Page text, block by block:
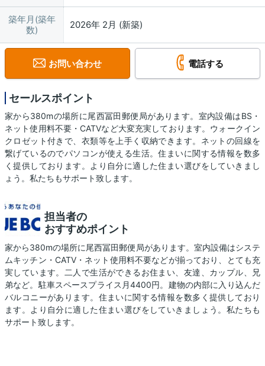
築年月(築年
数)
2026年 2月 (新築)
お問い合わせ 電話する
セールスポイント
家から380mの場所に尾西冨田郵便局があります。室内設備はBS・
ネット使用料不要・CATVなど大変充実しております。ウォークイン
クロゼット付きで、衣類等を上手く収納できます。ネットの回線を
繋げているのでパソコンが使える生活。住まいに関する情報を数多
く提供しております。より自分に適した住まい選びをしていきまし
ょう。私たちもサポート致します。
担当者の
おすすめポイント
家から380mの場所に尾西冨田郵便局があります。室内設備はシステ
ムキッチン・CATV・ネット使用料不要などが揃っており、とても充
実しています。二人で生活ができるお住まい、友達、カップル、兄
弟など。駐車スペースプライス月4400円。建物の内部に入り込んだ
バルコニーがあります。住まいに関する情報を数多く提供しており
ます。より自分に適した住まい選びをしていきましょう。私たちも
サポート致します。